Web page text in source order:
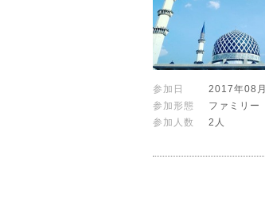
参加日
2017年08月
参加形態
ファミリー
参加人数
2人